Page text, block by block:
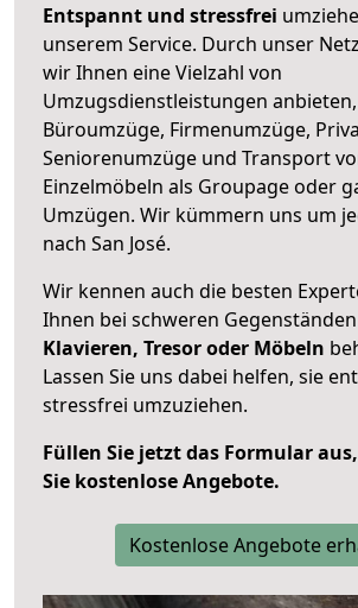
Entspannt und stressfrei
unserem Service. Durch unser
wir Ihnen eine Vielzahl von
Umzugsdienstleistungen
Büroumzüge, Firmenumzüge,
Seniorenumzüge und Transport
Einzelmöbeln als Groupage oder
Umzügen. Wir kümmern uns um
nach San José.
Wir kennen auch die besten
Ihnen bei schweren
Klavieren, Tresor oder Möbeln
Lassen Sie uns dabei helfen, sie
stressfrei umzuziehen.
Füllen Sie jetzt das Formular
Sie kostenlose Angebote.
Kostenlose Angebote